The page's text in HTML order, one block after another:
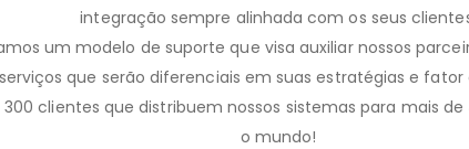
integração sempre alinhada com os seus
um modelo de suporte que visa auxiliar nossos
que serão diferenciais em suas estratégias e
clientes que distribuem nossos sistemas para mais
o mundo!